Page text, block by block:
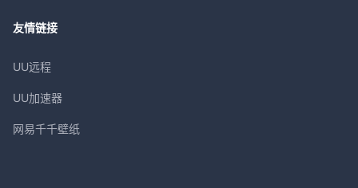
友情链接
UU远程
UU加速器
网易千千壁纸